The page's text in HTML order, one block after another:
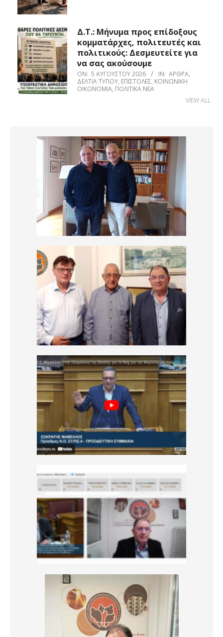
Δ.Τ.: Μήνυμα προς επίδοξους
κομματάρχες, πολιτευτές και
πολιτικούς: Δεσμευτείτε για
να σας ακούσουμε
ON: 5 ΑΥΓΟΎΣΤΟΥ 2026 IN: ΆΡΘΡΑ,
ΔΕΛΤΊΑ ΤΎΠΟΥ, ΕΠΙΣΤΟΛΈΣ, ΚΟΙΝΩΝΙΚΉ
ΟΙΚΟΝΟΜΊΑ, ΠΟΛΙΤΙΚΆ ΝΈΑ
VIEW ALL